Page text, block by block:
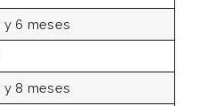
y 6 meses
y 8 meses